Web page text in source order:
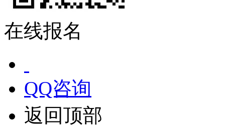
在线报名
QQ咨询
返回顶部